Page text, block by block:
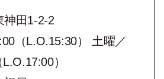
神田1-2-2
（L.O.15:30） 土曜／
）